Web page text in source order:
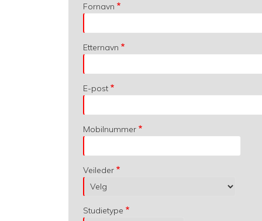
Fornavn
Etternavn
E-post
Mobilnummer
Veileder
Studietype